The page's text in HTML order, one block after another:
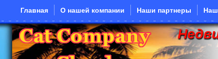
Перейти к основному содержанию
Главная О нашей компании Наши партнеры